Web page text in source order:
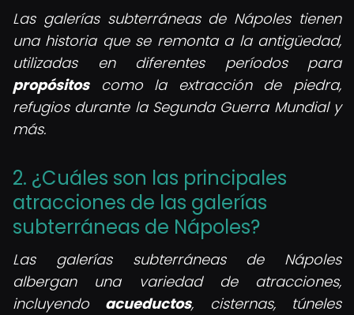
Las galerías subterráneas de Nápoles tienen
una historia que se remonta a la antigüedad,
utilizadas en diferentes períodos para
propósitoscomo la extracción de piedra,
refugios durante la Segunda Guerra Mundial y
más.
2. ¿Cuáles son las principales
atracciones de las galerías
subterráneas de Nápoles?
Las galerías subterráneas de Nápoles
albergan una variedad de atracciones,
incluyendo acueductos, cisternas, túneles